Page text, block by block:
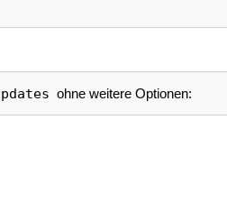
ohne weitere Optionen: